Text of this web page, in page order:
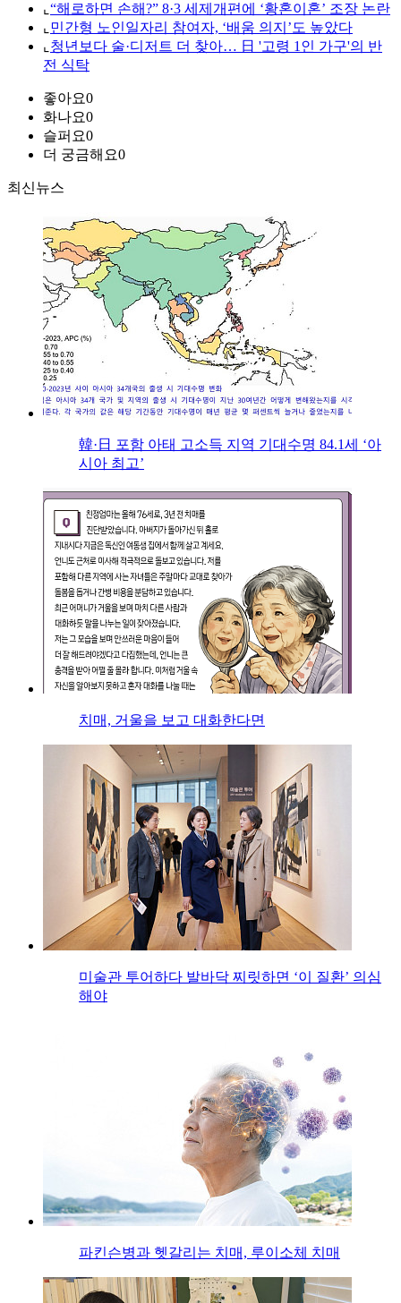
⌞ “해로하면 손해?” 8·3 세제개편에 ‘황혼이혼’ 조장 논란
⌞ 민간형 노인일자리 참여자, ‘배움 의지’도 높았다
⌞ 청년보다 술·디저트 더 찾아… 日 '고령 1인 가구'의 반
전 식탁
좋아요0
화나요0
슬퍼요0
더 궁금해요0
최신뉴스
韓·日 포함 아태 고소득 지역 기대수명 84.1세 ‘아
시아 최고’
치매, 거울을 보고 대화한다면
미술관 투어하다 발바닥 찌릿하면 ‘이 질환’ 의심
해야
파킨슨병과 헷갈리는 치매, 루이소체 치매